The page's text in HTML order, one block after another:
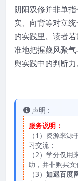
阴阳双修并非单
实、向背等对立
的实践里。读者
准地把握藏风聚
舆实践中的判断力。
声明：
服务说明：
（1）资源来
习交流；
（2）学分仅
助，并非购买文
（3） 如遇百度